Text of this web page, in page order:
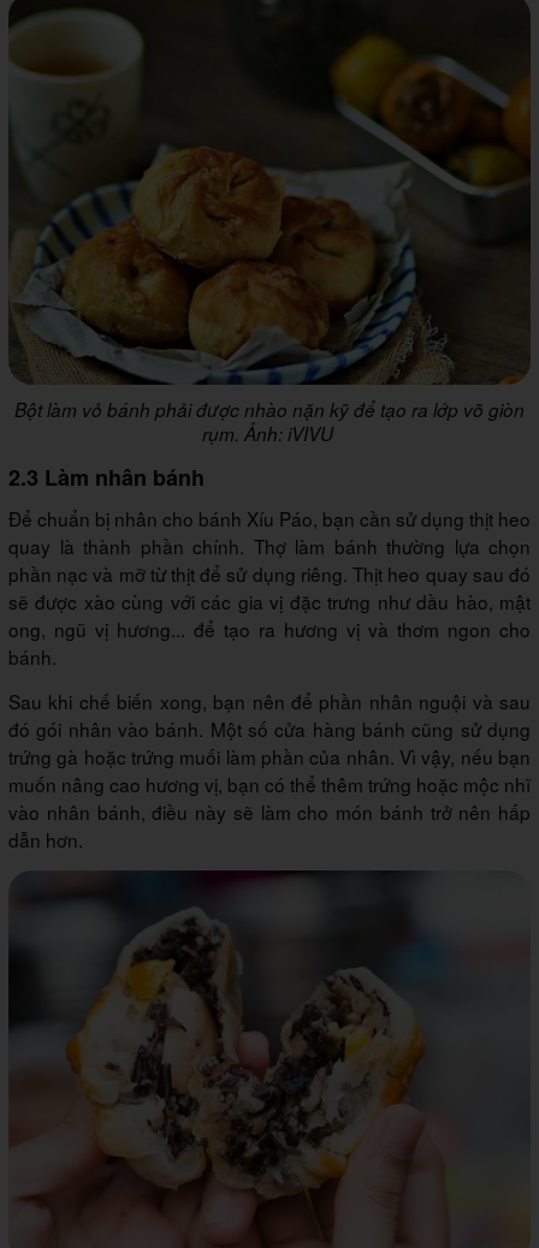
Bột làm vỏ bánh phải được nhào nặn kỹ để tạo ra lớp võ giòn
rụm. Ảnh: iVIVU
2.3 Làm nhân bánh
Để chuẩn bị nhân cho bánh Xíu Páo, bạn cần sử dụng thịt heo
quay là thành phần chính. Thợ làm bánh thường lựa chọn
phần nạc và mỡ từ thịt để sử dụng riêng. Thịt heo quay sau đó
sẽ được xào cùng với các gia vị đặc trưng như dầu hào, mật
ong, ngũ vị hương... để tạo ra hương vị và thơm ngon cho
bánh.
Sau khi chế biến xong, bạn nên để phần nhân nguội và sau
đó gói nhân vào bánh. Một số cửa hàng bánh cũng sử dụng
trứng gà hoặc trứng muối làm phần của nhân. Vì vậy, nếu bạn
muốn nâng cao hương vị, bạn có thể thêm trứng hoặc mộc nhĩ
vào nhân bánh, điều này sẽ làm cho món bánh trở nên hấp
dẫn hơn.